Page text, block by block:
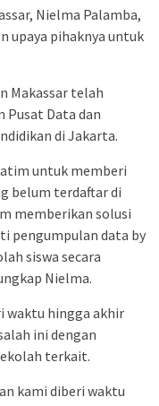
Nielma Palamba,
upaya pihaknya untuk
Makassar telah
Pusat Data dan
di Jakarta.
untuk memberi
belum terdaftar di
memberikan solusi
pengumpulan data by
siswa secara
Nielma.
waktu hingga akhir
ini dengan
terkait.
kami diberi waktu